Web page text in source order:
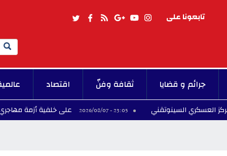
تابعونا على
Search
جرائم و قضايا ثقافة وفنّ اقتصاد
السينوتقني 23:05 - 2026/08/07 على خلفية أزمة مهاجري سبتة..